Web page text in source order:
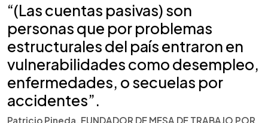
“(Las cuentas pasivas) son
personas que por problemas
estructurales del país entraron en
vulnerabilidades como desempleo,
enfermedades, o secuelas por
accidentes”.
Patricio Pineda, FUNDADOR DE MESA DE TRABAJO POR